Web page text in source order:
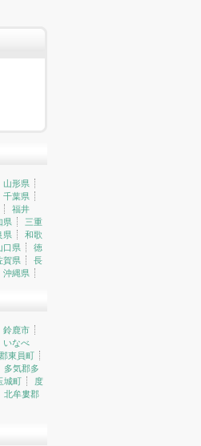
山形県
千葉県
福井
県
三重
県
和歌
口県
徳
賀県
長
沖縄県
鈴鹿市
いなべ
東員町
多気郡多
城町
度
北牟婁郡